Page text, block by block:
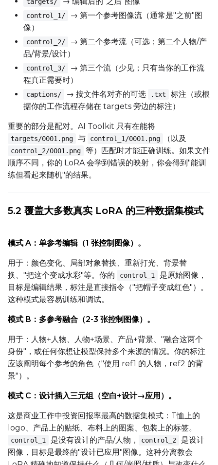
Width
Seed
ToggleWalk Seed
Walk Seed
Advanced Sampling
ToggleForce First
Force First Sample
Sample Prompts (10)
Prompt
Height
LoRA Scale
Prompt
control_1/
→ 第一个参考图像流（通常是"之前"图
像）
control_2/
→ 第二个参考流（可选；第二个人物/产
品/背景/设计）
control_3/
→ 第三个流（少见；只有当你的工作流
程真正需要时）
captions/ → 按文件名对齐的可选 .txt
标注（或根
据你的工作流程存储在 targets 旁边的标注）
重要的部分是配对。AI Toolkit 只有在能将
targets/0001.png 与 control_1/0001.png （以及
control_2/0001.png
等）匹配时才能正确训练。如果文件
顺序不同，你的 LoRA 会学到错误的映射，你会得到"能训
练但看起来随机"的结果。
5.2 覆盖大多数真实 LoRA 的三种数据集模式
模式 A：单参考编辑（1 张控制图像）。
用于：颜色变化、局部对象替换、重新打光、背景替
换、"把这个变成水彩"等。你的
control_1
是原始图像，
目标是编辑结果，标注是直接指令（"把帽子变成红色"）。
这种模式最容易训练和调试。
模式 B：多参考融合（2-3 张控制图像）。
用于：人物+人物、人物+场景、产品+背景、"融合这两个
身份"，或任何你想让模型保持多个来源的情况。你的标注
应该阐明每个参考的角色（"使用 ref1 的人物，ref2 的背
景"）。
模式 C：设计插入三元组（空白+设计→应用）。
这是商业工作中投资回报率最高的数据集模式：T恤上的
logo、产品上的贴纸、布料上的图案、包装上的标签。
control_1 是没有设计的产品/人物， control_2
是设计
图像，目标是最终的"设计已应用"图像。这种分离教会